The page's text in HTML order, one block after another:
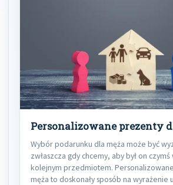
Personalizowane prezenty
Wybór podarunku dla męża może być
zwłaszcza gdy chcemy, aby był on
kolejnym przedmiotem.
męża to doskonały sposób na wyrażenie